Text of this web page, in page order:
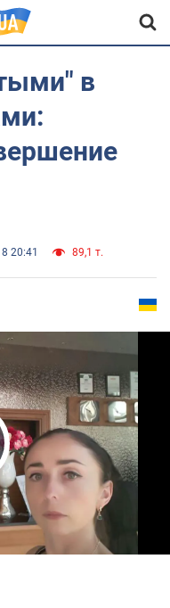
в
20:41 89,1 т.
Video